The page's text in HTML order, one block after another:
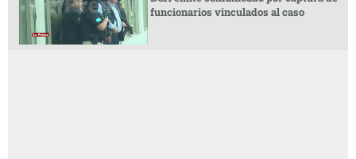
funcionarios vinculados al caso